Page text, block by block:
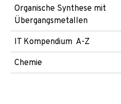
Organische Synthese mit
Übergangsmetallen
IT Kompendium A-Z
Chemie